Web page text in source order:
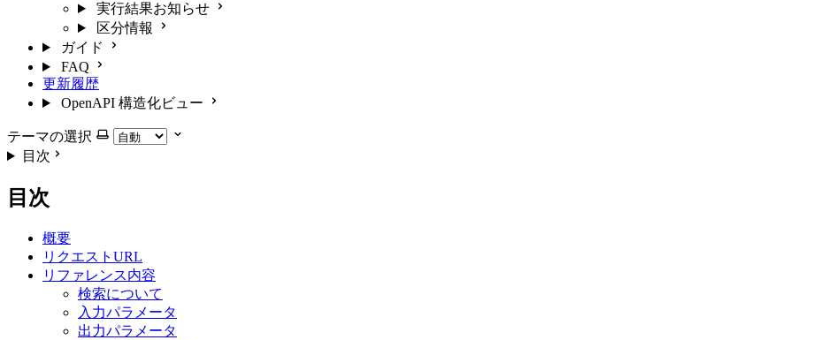
実行結果お知らせ
区分情報
ガイド
FAQ
更新履歴
OpenAPI 構造化ビュー
テーマの選択
目次
目次
概要
リクエストURL
リファレンス内容
検索について
入力パラメータ
出力パラメータ